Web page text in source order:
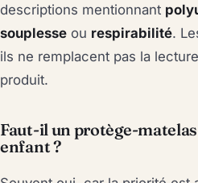
descriptions mentionnant
souplesse ou respirabilité.
ils ne remplacent pas la
produit.
Faut-il un protège-
enfant ?